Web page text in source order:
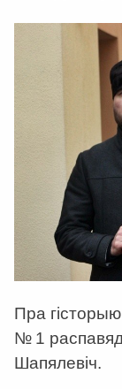
Пра
№ 1
Шапялевіч.